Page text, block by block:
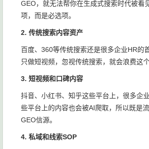
GEO，就无法帮你在生成式搜索时代被看
项，而是必选项。
2. 传统搜索内容资产
百度、360等传统搜索还是很多企业HR的
只做短视频，忽视传统搜索，就会浪费这个
3. 短视频和口碑内容
抖音、小红书、知乎这些平台上，很多企
些平台上的内容也会被AI爬取，所以既是
GEO信源。
4. 私域和线索SOP